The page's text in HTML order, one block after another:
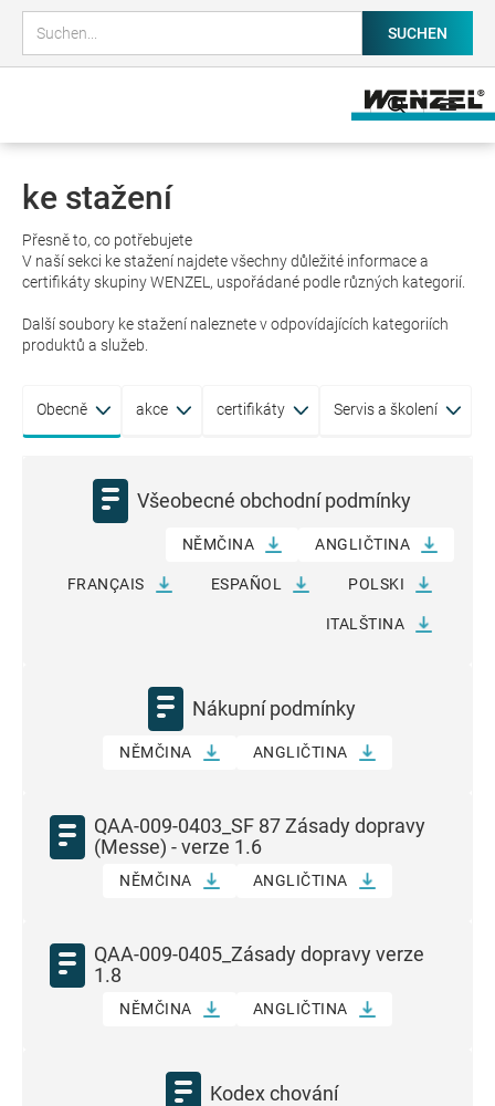
ke stažení
Přesně to, co potřebujete
V naší sekci ke stažení najdete všechny důležité informace a
certifikáty skupiny WENZEL, uspořádané podle různých kategorií.
Další soubory ke stažení naleznete v odpovídajících kategoriích
produktů a služeb.
Obecně akce certifikáty Servis a školení
Všeobecné obchodní podmínky
NĚMČINA ANGLIČTINA
FRANÇAIS ESPAÑOL POLSKI
ITALŠTINA
Nákupní podmínky
NĚMČINA ANGLIČTINA
QAA-009-0403_SF 87 Zásady dopravy
(Messe) - verze 1.6
NĚMČINA ANGLIČTINA
QAA-009-0405_Zásady dopravy verze
1.8
NĚMČINA ANGLIČTINA
Kodex chování